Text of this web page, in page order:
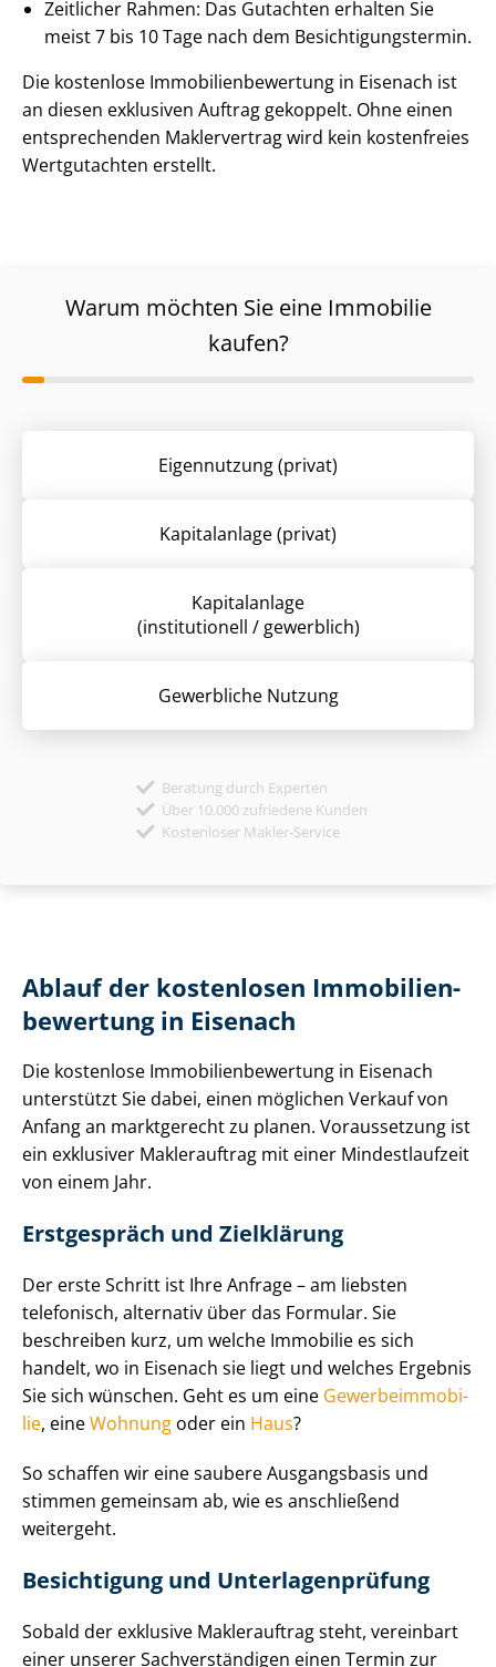
Zeitlicher Rahmen: Das Gutachten erhalten Sie
meist 7 bis 10 Tage nach dem Be­sich­ti­gungs­ter­min.
Die kostenlose Im­mo­bi­li­en­be­wer­tung in Eisenach ist
an diesen exklusiven Auftrag gekoppelt. Ohne einen
entsprechenden Maklervertrag wird kein kostenfreies
Wertgutachten erstellt.
Warum möchten Sie eine Immobilie
kaufen?
Eigennutzung (privat)
Kapitalanlage (privat)
Kapitalanlage
(institutionell / gewerblich)
Gewerbliche Nutzung
Beratung durch Experten
Über 10.000 zufriedene Kunden
Kostenloser Makler-Service
Ablauf der kostenlosen Im­mo­bi­li­en­
be­wer­tung in Eisenach
Die kostenlose Im­mo­bi­li­en­be­wer­tung in Eisenach
unterstützt Sie dabei, einen möglichen Verkauf von
Anfang an marktgerecht zu planen. Voraussetzung ist
ein exklusiver Maklerauftrag mit einer Mindestlaufzeit
von einem Jahr.
Erstgespräch und Zielklärung
Der erste Schritt ist Ihre Anfrage – am liebsten
telefonisch, alternativ über das Formular. Sie
beschreiben kurz, um welche Immobilie es sich
handelt, wo in Eisenach sie liegt und welches Ergebnis
Sie sich wünschen. Geht es um eine Ge­wer­be­im­mo­bi­
lie, eineWohnung oder ein Haus?
So schaffen wir eine saubere Ausgangsbasis und
stimmen gemeinsam ab, wie es anschließend
weitergeht.
Besichtigung und Un­ter­la­gen­prü­fung
Sobald der exklusive Maklerauftrag steht, vereinbart
einer unserer Sach­ver­stän­di­gen einen Termin zur